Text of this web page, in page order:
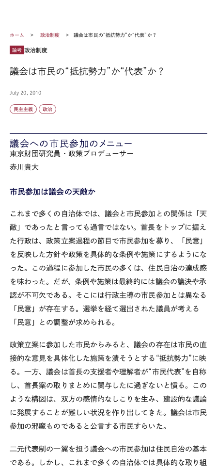
ホーム 政治制度 議会は市民の“抵抗勢力”か“代表”か？
論考 政治制度
議会は市民の“抵抗勢力”か“代表”か？
July 20, 2010
民主主義 政治
議会への市民参加のメニュー
東京財団研究員・政策プロデューサー
赤川貴大
市民参加は議会の天敵か
これまで多くの自治体では、議会と市民参加との関係は「天
敵」であったと言っても過言ではない。首長をトップに据え
た行政は、政策立案過程の節目で市民参加を募り、「民意」
を反映した方針や政策を具体的な条例や施策にするようにな
った。この過程に参加した市民の多くは、住民自治の達成感
を味わった。だが、条例や施策は最終的には議会の議決や承
認が不可欠である。そこには行政主導の市民参加とは異なる
「民意」が存在する。選挙を経て選出された議員が考える
「民意」との調整が求められる。
政策立案に参加した市民からみると、議会の存在は市民の直
接的な意見を具体化した施策を潰そうとする“抵抗勢力”に映
る。一方、議会は首長の支援者や理解者が“市民代表”を自称
し、首長案の取りまとめに関与したに過ぎないと憤る。この
ような構図は、双方の感情的なしこりを生み、建設的な議論
に発展することが難しい状況を作り出してきた。議会は市民
参加の邪魔ものであると公言する市民すらいた。
二元代表制の一翼を担う議会への市民参加は住民自治の基本
である。しかし、これまで多くの自治体では具体的な取り組